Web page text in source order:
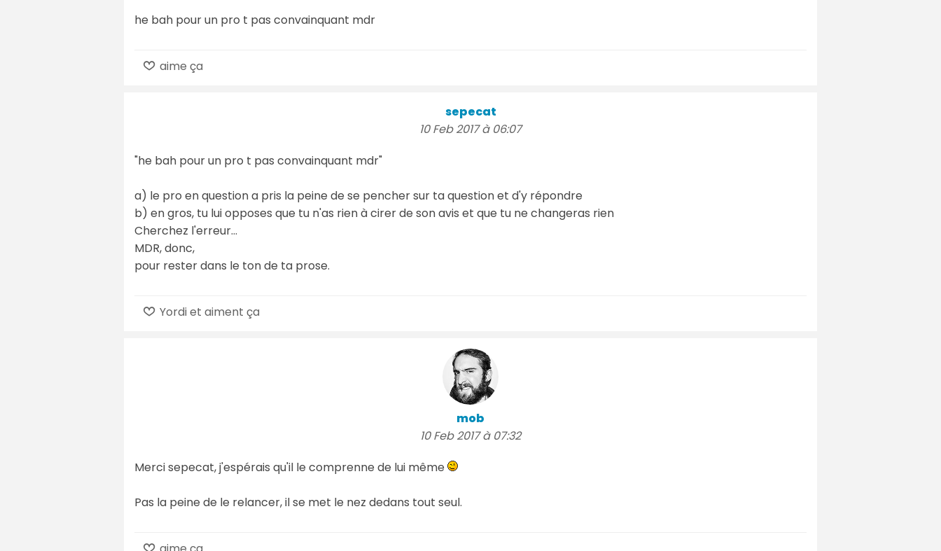
he bah pour un pro t pas convainquant mdr
aime ça
sepecat
10 Feb 2017 à 06:07
"he bah pour un pro t pas convainquant mdr"
a) le pro en question a pris la peine de se pencher sur ta question et d'y répondre
b) en gros, tu lui opposes que tu n'as rien à cirer de son avis et que tu ne changeras rien
Cherchez l'erreur...
MDR, donc,
pour rester dans le ton de ta prose.
Yordi et aiment ça
mob
10 Feb 2017 à 07:32
Merci sepecat, j'espérais qu'il le comprenne de lui même
Pas la peine de le relancer, il se met le nez dedans tout seul.